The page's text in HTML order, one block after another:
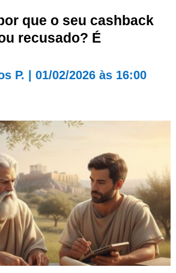
que o seu cashback
recusado? É
P. 01/02/2026 às 16:00